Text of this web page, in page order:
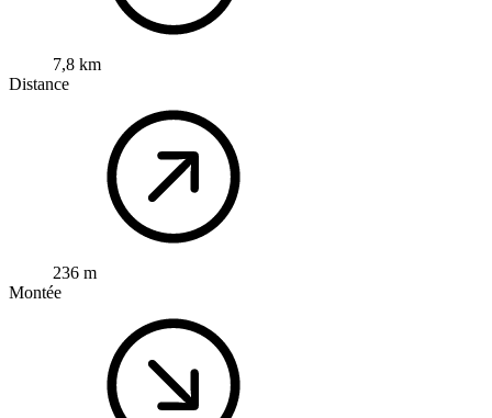
7,8 km
Distance
236 m
Montée